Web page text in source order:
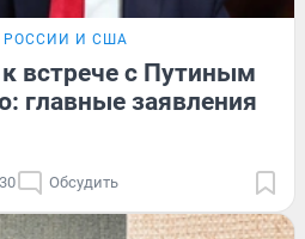
РОССИИ И США
встрече с Путиным
главные заявления
Обсудить